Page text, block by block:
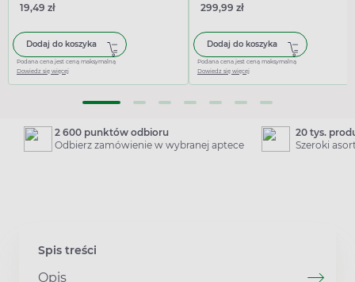
19,49 zł
Dodaj do koszyka
Podana cena jest ceną maksymalną
Dowiedz się więcej
299,99 zł
Dodaj do koszyka
Podana cena jest ceną maksymalną
Dowiedz się więcej
2 600 punktów odbioru
Odbierz zamówienie w wybranej aptece
20 tys.
Szeroki
Spis treści
Opis